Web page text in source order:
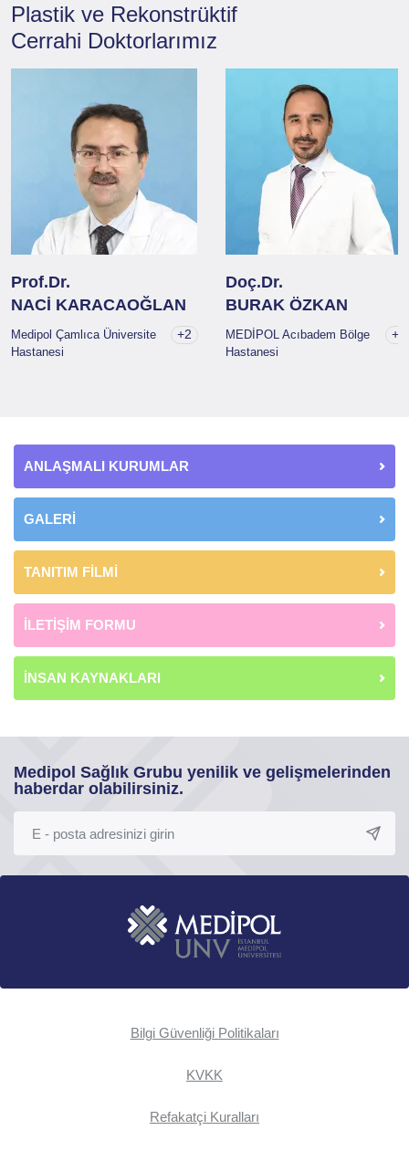
Plastik ve Rekonstrüktif
Cerrahi Doktorlarımız
Prof.Dr.
NACİ KARACAOĞLAN
Medipol Çamlıca Üniversite
Hastanesi
+2
Doç.Dr.
BURAK ÖZKAN
MEDİPOL Acıbadem Bölge
Hastanesi
+1
ANLAŞMALI KURUMLAR
GALERİ
TANITIM FİLMİ
İLETİŞİM FORMU
İNSAN KAYNAKLARI
Medipol Sağlık Grubu yenilik ve gelişmelerinden
haberdar olabilirsiniz.
Bilgi Güvenliği Politikaları
KVKK
Refakatçi Kuralları